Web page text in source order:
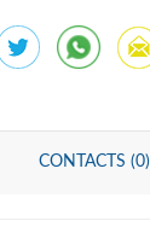
CONTACTS (0)